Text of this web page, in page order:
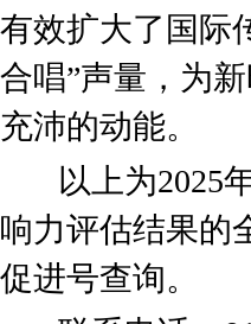
有效扩大了国际
合唱”声量，为
充沛的动能。
以上为2025年
响力评估结果的
促进号查询。